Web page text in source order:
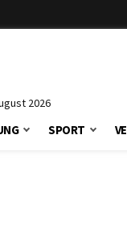
2026
SPORT